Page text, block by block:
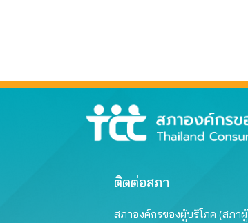
ติดต่อสภา
สภาองค์กรของผู้บริโภค (สภาผู้